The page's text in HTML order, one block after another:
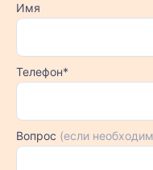
Имя
Телефон*
Вопрос (если